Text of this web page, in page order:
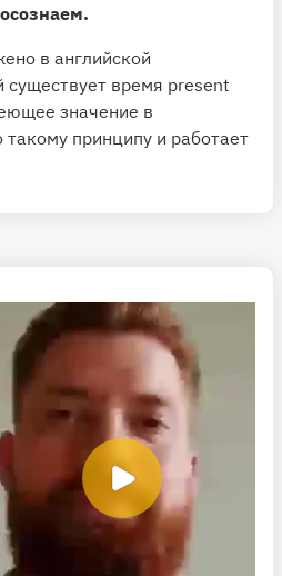
в английской
существует время present
значение в
принципу и работает